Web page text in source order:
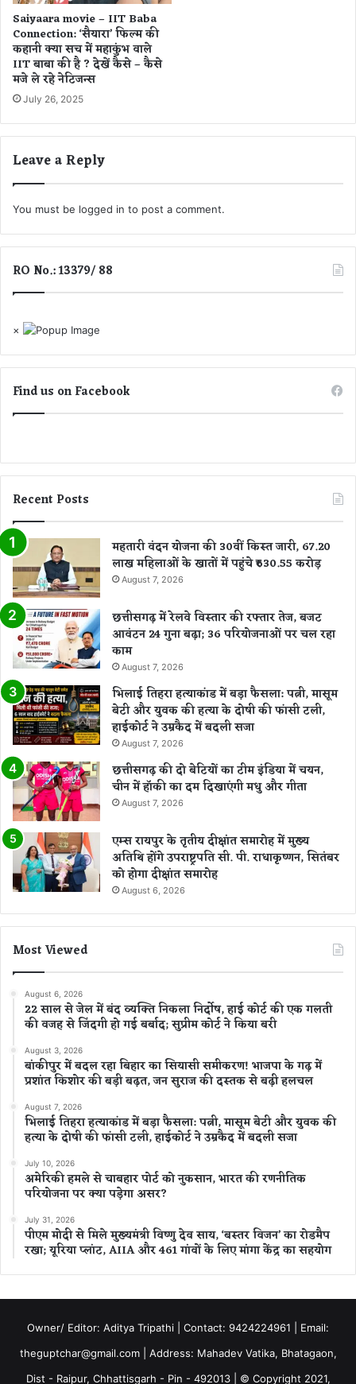
Saiyaara movie – IIT Baba
Connection: ‘सैयारा’ फिल्म की
कहानी क्या सच में महाकुंभ वाले
IIT बाबा की है ? देखें कैसे – कैसे
मजे ले रहे नेटिजन्स
July 26, 2025
Leave a Reply
You must be logged in to post a comment.
RO No.: 13379/ 88
×
Find us on Facebook
Recent Posts
महतारी वंदन योजना की 30वीं किस्त जारी, 67.20
लाख महिलाओं के खातों में पहुंचे ₹630.55 करोड़
August 7, 2026
छत्तीसगढ़ में रेलवे विस्तार की रफ्तार तेज, बजट
आवंटन 24 गुना बढ़ा; 36 परियोजनाओं पर चल रहा
काम
August 7, 2026
भिलाई तिहरा हत्याकांड में बड़ा फैसला: पत्नी, मासूम
बेटी और युवक की हत्या के दोषी की फांसी टली,
हाईकोर्ट ने उम्रकैद में बदली सजा
August 7, 2026
छत्तीसगढ़ की दो बेटियों का टीम इंडिया में चयन,
चीन में हॉकी का दम दिखाएंगी मधु और गीता
August 7, 2026
एम्स रायपुर के तृतीय दीक्षांत समारोह में मुख्य
अतिथि होंगे उपराष्ट्रपति सी. पी. राधाकृष्णन, सितंबर
को होगा दीक्षांत समारोह
August 6, 2026
Most Viewed
August 6, 2026
22 साल से जेल में बंद व्यक्ति निकला निर्दोष, हाई कोर्ट की एक गलती
की वजह से जिंदगी हो गई बर्बाद; सुप्रीम कोर्ट ने किया बरी
August 3, 2026
बांकीपुर में बदल रहा बिहार का सियासी समीकरण! भाजपा के गढ़ में
प्रशांत किशोर की बड़ी बढ़त, जन सुराज की दस्तक से बढ़ी हलचल
August 7, 2026
भिलाई तिहरा हत्याकांड में बड़ा फैसला: पत्नी, मासूम बेटी और युवक की
हत्या के दोषी की फांसी टली, हाईकोर्ट ने उम्रकैद में बदली सजा
July 10, 2026
अमेरिकी हमले से चाबहार पोर्ट को नुकसान, भारत की रणनीतिक
परियोजना पर क्या पड़ेगा असर?
July 31, 2026
पीएम मोदी से मिले मुख्यमंत्री विष्णु देव साय, ‘बस्तर विजन’ का रोडमैप
रखा; यूरिया प्लांट, AIIA और 461 गांवों के लिए मांगा केंद्र का सहयोग
Owner/ Editor: Aditya Tripathi | Contact: 9424224961 | Email:
theguptchar@gmail.com | Address: Mahadev Vatika, Bhatagaon,
Dist - Raipur, Chhattisgarh - Pin - 492013 | © Copyright 2021,